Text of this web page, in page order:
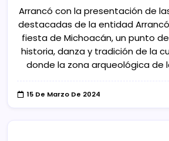
Arrancó con la presentación de
destacadas de la entidad Arrancó
fiesta de Michoacán, un punto
historia, danza y tradición de la
donde la zona arqueológica de
15 De Marzo De 2024